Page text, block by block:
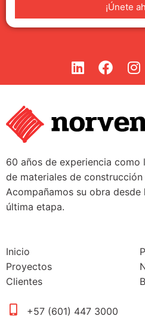
¡Únete
60 años de experiencia
de materiales de
Acompañamos su obra
última etapa.
Inicio
Proyectos
Clientes
+57 (601) 447 3000